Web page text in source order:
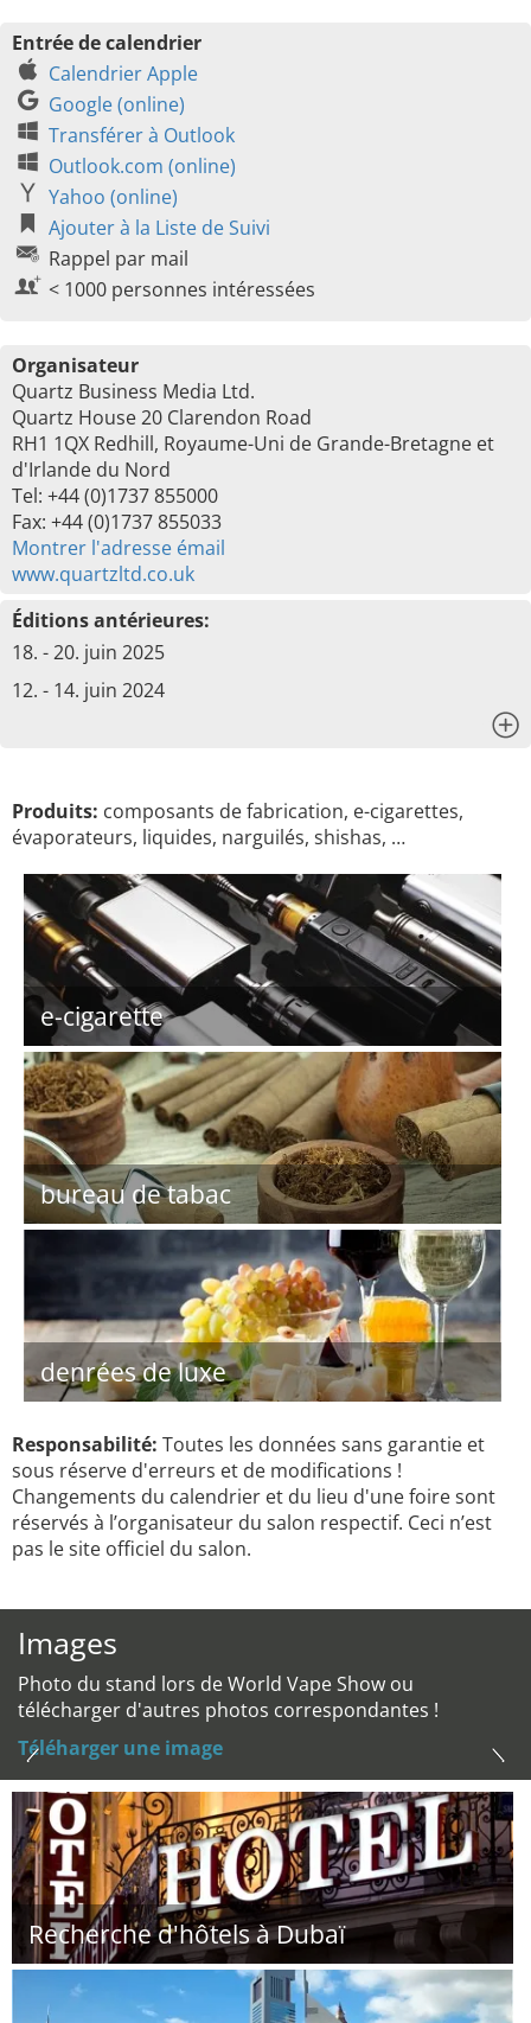
Entrée de calendrier
Calendrier Apple
Google (online)
Transférer à Outlook
Outlook.com (online)
Yahoo (online)
Ajouter à la Liste de Suivi
Rappel par mail
< 1000 personnes intéressées
Organisateur
Quartz Business Media Ltd.
Quartz House 20 Clarendon Road
RH1 1QX Redhill, Royaume-Uni de Grande-Bretagne et
d'Irlande du Nord
Tel: +44 (0)1737 855000
Fax: +44 (0)1737 855033
Montrer l'adresse émail
www.quartzltd.co.uk
Éditions antérieures:
18. - 20. juin 2025
12. - 14. juin 2024
Produits: composants de fabrication, e-cigarettes,
évaporateurs, liquides, narguilés, shishas, …
e-cigarette
bureau de tabac
denrées de luxe
Responsabilité: Toutes les données sans garantie et
sous réserve d'erreurs et de modifications !
Changements du calendrier et du lieu d'une foire sont
réservés à l’organisateur du salon respectif. Ceci n’est
pas le site officiel du salon.
Images
Photo du stand lors de World Vape Show ou
télécharger d'autres photos correspondantes !
Téléharger une image
Recherche d'hôtels à Dubaï